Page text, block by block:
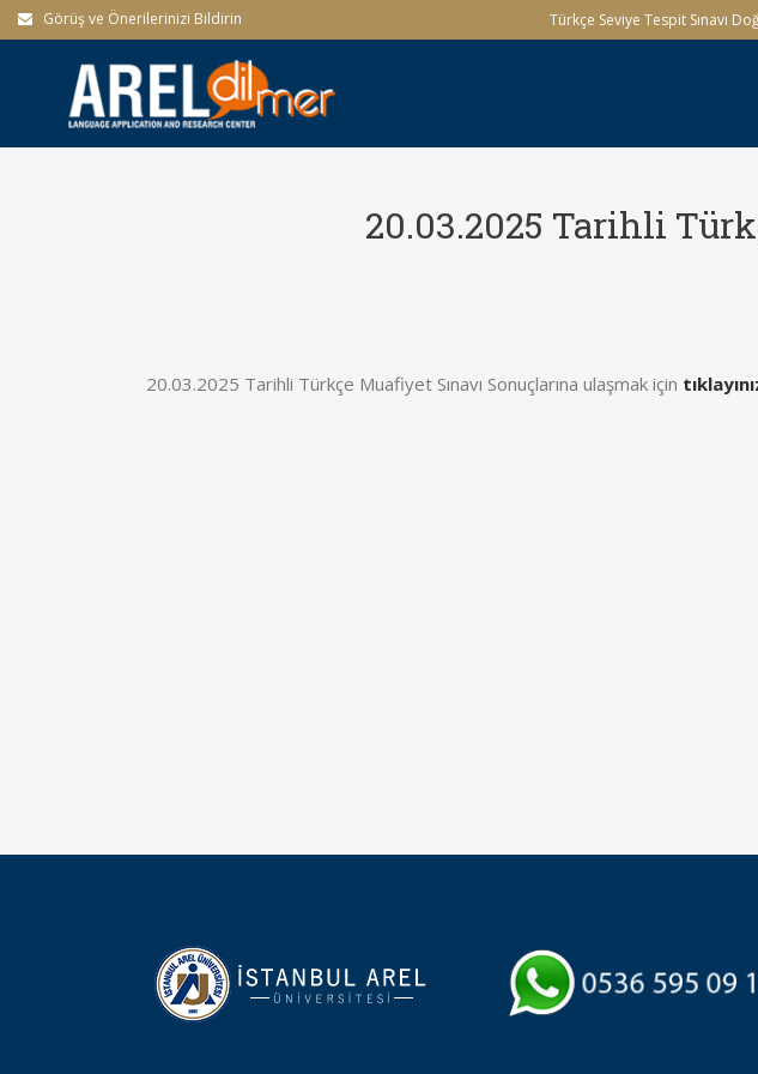
Görüş ve Önerilerinizi Bildirin Türkçe Seviye Tespit Sınavı
20.03.2025 Tarihli
20.03.2025 Tarihli Türkçe Muafiyet Sınavı Sonuçlarına ulaşmak için